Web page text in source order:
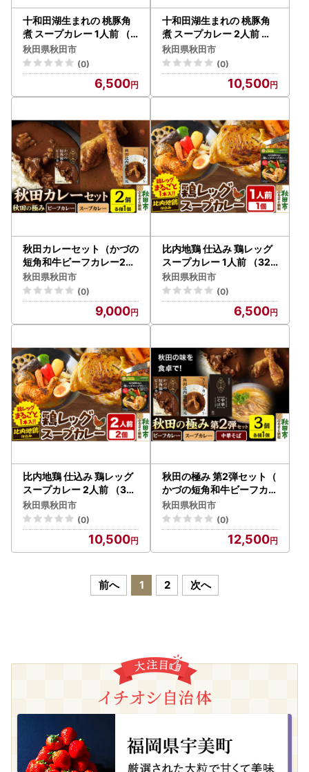
十和田湖生まれの 桃豚角
煮 スープカレー 1人前 （3
00g×1個） 比内地鶏 仕込
み
秋田県秋田市
(0)
6,500
十和田湖生まれの 桃豚角
煮 スープカレー 2人前 （3
00g×2個） 比内地鶏 仕込
み
秋田県秋田市
(0)
10,500
秋田カレーセット（かづの
短角和牛ビーフカレー20
0g×1個、スープカレーで
味わう秋田比内地鶏手羽元
240g×1個）
秋田県秋田市
(0)
9,000
比内地鶏 仕込み 鶏レッグ
スープカレー 1人前 （320
g×1個） 比内地鶏 仕込み
秋田県秋田市
(0)
6,500
比内地鶏 仕込み 鶏レッグ
スープカレー 2人前 （32
0g×2個） 比内地鶏 仕込
み
秋田県秋田市
(0)
10,500
秋田の極み 第2弾セット（
かづの短角和牛ビーフカレ
ー200g×1個、スープカレ
ーで味わう秋田比内地鶏手
羽元240g×1個、秋田比内
地鶏中華そば500g×1個）
秋田県秋田市
(0)
12,500
前へ 1 2 次へ